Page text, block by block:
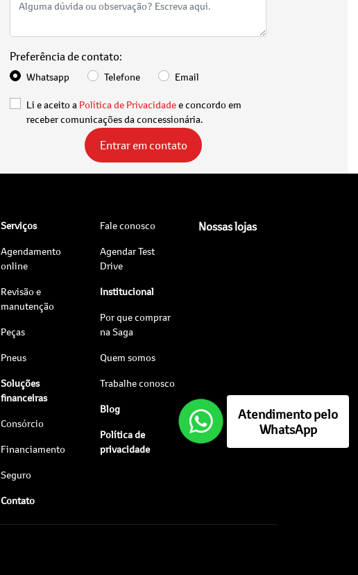
Preferência de contato:
Whatsapp Telefone Email
Li e aceito a Política de Privacidadee concordo em
receber comunicações da concessionária.
Entrar em contato
Serviços
Agendamento
online
Revisão e
manutenção
Peças
Pneus
Soluções
financeiras
Consórcio
Financiamento
Seguro
Contato
Fale conosco
Agendar Test
Drive
Institucional
Por que comprar
na Saga
Quem somos
Trabalhe conosco
Blog
Política de
privacidade
Nossas lojas
Atendimento pelo
WhatsApp